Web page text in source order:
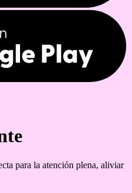
para la atención plena, aliviar